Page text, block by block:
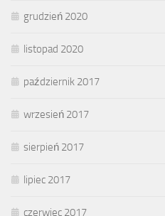
grudzień 2020
listopad 2020
październik 2017
wrzesień 2017
sierpień 2017
lipiec 2017
czerwiec 2017